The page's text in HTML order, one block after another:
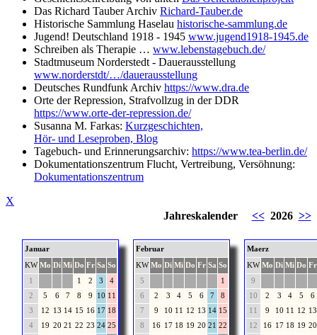
Das Richard Tauber Archiv Richard-Tauber.de
Historische Sammlung Haselau historische-sammlung.de
Jugend! Deutschland 1918 - 1945 www.jugend1918-1945.de
Schreiben als Therapie … www.lebenstagebuch.de/
Stadtmuseum Norderstedt - Dauerausstellung
www.norderstdt/…/dauerausstellung
Deutsches Rundfunk Archiv https://www.dra.de
Orte der Repression, Strafvollzug in der DDR
https://www.orte-der-repression.de/
Susanna M. Farkas: Kurzgeschichten,
Hör- und Leseproben, Blog
Tagebuch- und Erinnerungsarchiv: https://www.tea-berlin.de/
Dokumentationszentrum Flucht, Vertreibung, Versöhnung:
Dokumentationszentrum
X
Jahreskalender <<2026 >>
Januar
KW Mo Di Mi Do Fr Sa So
1
1 2 3
4
2
5 6 7 8 9 10 11
3
12 13 14 15 16 17 18
4
19 20 21 22 23 24 25
Februar
KW Mo Di Mi Do Fr Sa So
5
1
6
2 3 4 5 6 7
8
7
9 10 11 12 13 14 15
8
16 17 18 19 20 21 22
Maerz
KW Mo Di Mi Do Fr
9
10
2 3 4 5
6
11
9 10 11 12 13
12
16 17 18 19 20